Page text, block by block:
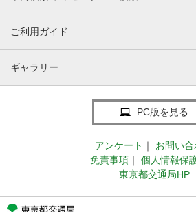
ご利用ガイド
ギャラリー
PC版を見る
アンケート ｜
お問い
免責事項 ｜
個人情報保
東京都交通局HP